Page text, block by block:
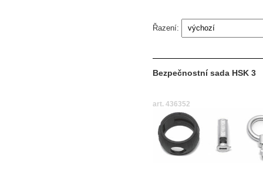
Řazení:
Bezpečnostní sada HSK 3
art. 436352